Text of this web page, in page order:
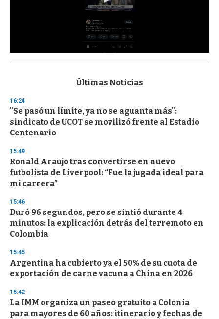
s
d
s
o
f
3
s
e
c
o
n
Últimas Noticias
16:24
"Se pasó un límite, ya no se aguanta más":
sindicato de UCOT se movilizó frente al Estadio
Centenario
15:49
Ronald Araujo tras convertirse en nuevo
futbolista de Liverpool: “Fue la jugada ideal para
mi carrera”
15:46
Duró 96 segundos, pero se sintió durante 4
minutos: la explicación detrás del terremoto en
Colombia
15:45
Argentina ha cubierto ya el 50% de su cuota de
exportación de carne vacuna a China en 2026
15:42
La IMM organiza un paseo gratuito a Colonia
para mayores de 60 años: itinerario y fechas de